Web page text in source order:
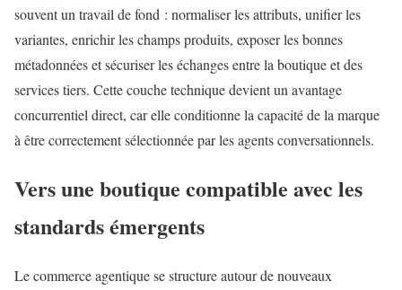
souvent un travail de fond : normaliser les attributs, unifier les
variantes, enrichir les champs produits, exposer les bonnes
métadonnées et sécuriser les échanges entre la boutique et des
services tiers. Cette couche technique devient un avantage
concurrentiel direct, car elle conditionne la capacité de la marque
à être correctement sélectionnée par les agents conversationnels.
Vers une boutique compatible avec les
standards émergents
Le commerce agentique se structure autour de nouveaux